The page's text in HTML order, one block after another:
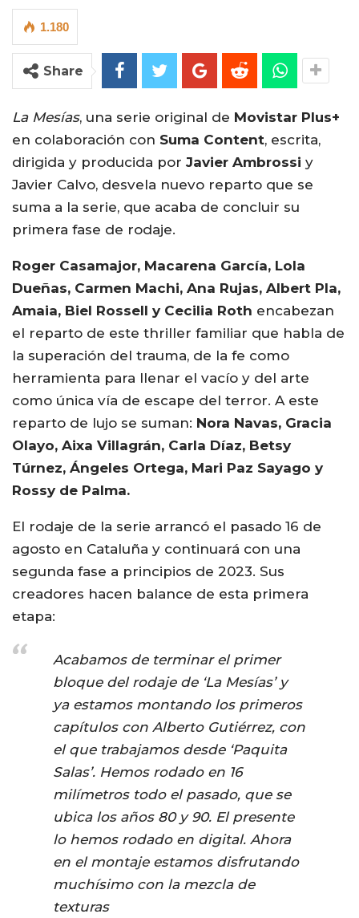
1.180
Share
La Mesías, una serie original de Movistar Plus+
en colaboración con Suma Content, escrita,
dirigida y producida por Javier Ambrossi y
Javier Calvo, desvela nuevo reparto que se
suma a la serie, que acaba de concluir su
primera fase de rodaje.
Roger Casamajor, Macarena García, Lola
Dueñas, Carmen Machi, Ana Rujas, Albert Pla,
Amaia, Biel Rossell y Cecilia Roth encabezan
el reparto de este thriller familiar que habla de
la superación del trauma, de la fe como
herramienta para llenar el vacío y del arte
como única vía de escape del terror. A este
reparto de lujo se suman: Nora Navas, Gracia
Olayo, Aixa Villagrán, Carla Díaz, Betsy
Túrnez, Ángeles Ortega, Mari Paz Sayago y
Rossy de Palma.
El rodaje de la serie arrancó el pasado 16 de
agosto en Cataluña y continuará con una
segunda fase a principios de 2023. Sus
creadores hacen balance de esta primera
etapa:
Acabamos de terminar el primer
bloque del rodaje de ‘La Mesías’ y
ya estamos montando los primeros
capítulos con Alberto Gutiérrez, con
el que trabajamos desde ‘Paquita
Salas’. Hemos rodado en 16
milímetros todo el pasado, que se
ubica los años 80 y 90. El presente
lo hemos rodado en digital. Ahora
en el montaje estamos disfrutando
muchísimo con la mezcla de
texturas